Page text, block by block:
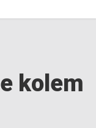
kolem